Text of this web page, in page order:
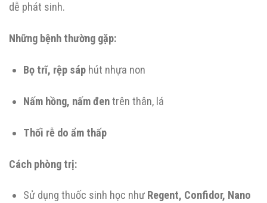
dễ phát sinh.
Những bệnh thường gặp:
Bọ trĩ, rệp sáphút nhựa non
Nấm hồng, nấm đentrên thân, lá
Thối rễ do ẩm thấp
Cách phòng trị:
Sử dụng thuốc sinh học như Regent, Confidor, Nano